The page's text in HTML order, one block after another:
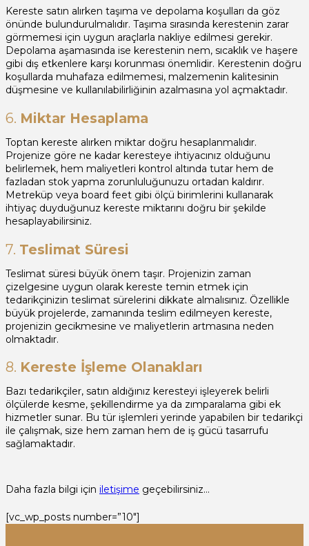
Kereste satın alırken taşıma ve depolama koşulları da göz
önünde bulundurulmalıdır. Taşıma sırasında kerestenin zarar
görmemesi için uygun araçlarla nakliye edilmesi gerekir.
Depolama aşamasında ise kerestenin nem, sıcaklık ve haşere
gibi dış etkenlere karşı korunması önemlidir. Kerestenin doğru
koşullarda muhafaza edilmemesi, malzemenin kalitesinin
düşmesine ve kullanılabilirliğinin azalmasına yol açmaktadır.
6. Miktar Hesaplama
Toptan kereste alırken miktar doğru hesaplanmalıdır.
Projenize göre ne kadar keresteye ihtiyacınız olduğunu
belirlemek, hem maliyetleri kontrol altında tutar hem de
fazladan stok yapma zorunluluğunuzu ortadan kaldırır.
Metreküp veya board feet gibi ölçü birimlerini kullanarak
ihtiyaç duyduğunuz kereste miktarını doğru bir şekilde
hesaplayabilirsiniz.
7. Teslimat Süresi
Teslimat süresi büyük önem taşır. Projenizin zaman
çizelgesine uygun olarak kereste temin etmek için
tedarikçinizin teslimat sürelerini dikkate almalısınız. Özellikle
büyük projelerde, zamanında teslim edilmeyen kereste,
projenizin gecikmesine ve maliyetlerin artmasına neden
olmaktadır.
8. Kereste İşleme Olanakları
Bazı tedarikçiler, satın aldığınız keresteyi işleyerek belirli
ölçülerde kesme, şekillendirme ya da zımparalama gibi ek
hizmetler sunar. Bu tür işlemleri yerinde yapabilen bir tedarikçi
ile çalışmak, size hem zaman hem de iş gücü tasarrufu
sağlamaktadır.
Daha fazla bilgi için iletişime geçebilirsiniz…
[vc_wp_posts number=”10″]